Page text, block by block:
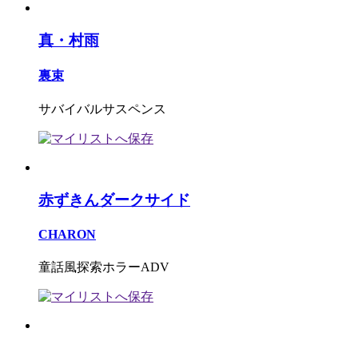
真・村雨
裏束
サバイバルサスペンス
赤ずきんダークサイド
CHARON
童話風探索ホラーADV